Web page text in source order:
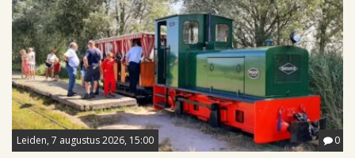
Leiden, 7 augustus 2026, 15:00 0